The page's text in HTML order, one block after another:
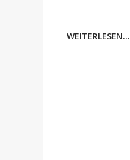
WEITERLESEN...